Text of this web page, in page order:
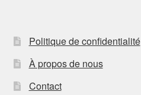
Politique de confidentialité
À propos de nous
Contact